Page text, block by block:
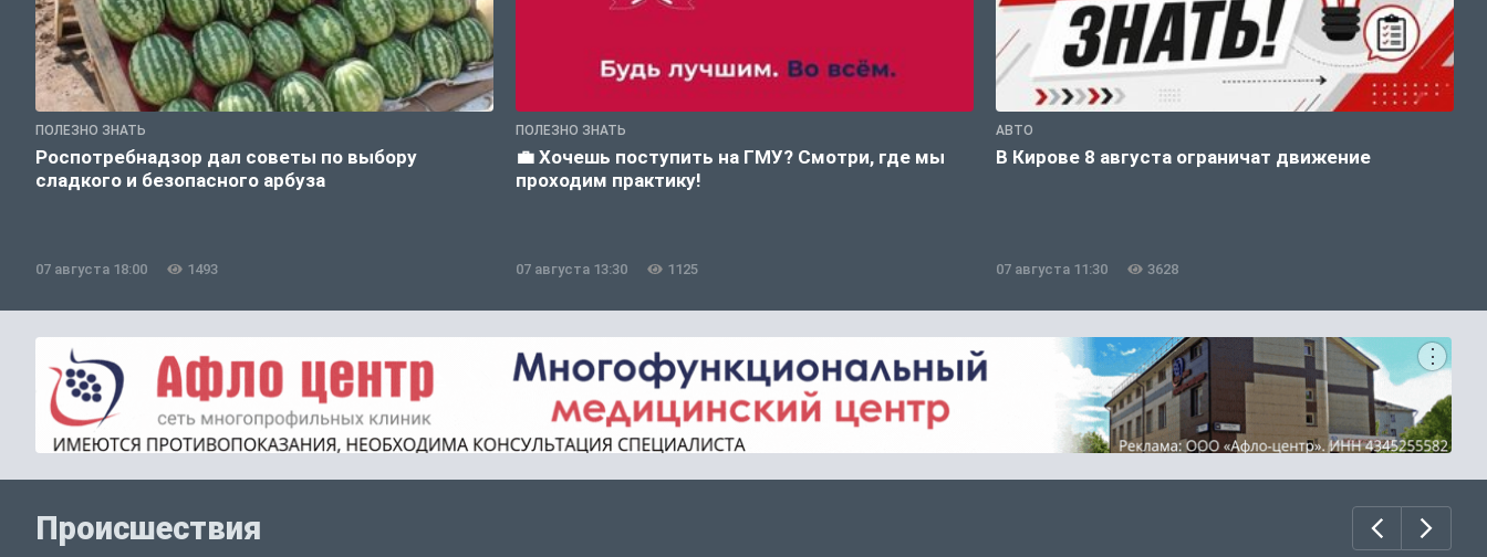
ПОЛЕЗНО ЗНАТЬ
Роспотребнадзор дал советы по выбору
сладкого и безопасного арбуза
07 августа 18:00 1493
ПОЛЕЗНО ЗНАТЬ
💼 Хочешь поступить на ГМУ? Смотри, где мы
проходим практику!
07 августа 13:30 1125
АВТО
В Кирове 8 августа ограничат движение
07 августа 11:30 3628
Происшествия